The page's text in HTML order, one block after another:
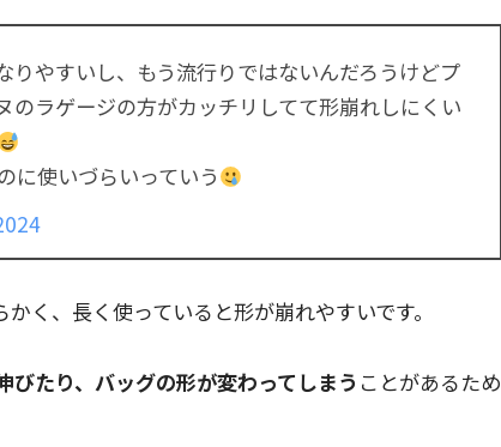
りやすいし、もう流行りではないんだろうけどプ
のラゲージの方がカッチリしてて形崩れしにくい
に使いづらいっていう
く、長く使っていると形が崩れやすいです。
たり、バッグの形が変わってしまう ことがあるため